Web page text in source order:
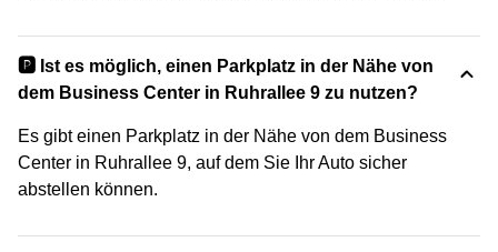
🅿️ Ist es möglich, einen Parkplatz in der Nähe von
dem Business Center in Ruhrallee 9 zu nutzen?
Es gibt einen Parkplatz in der Nähe von dem Business
Center in Ruhrallee 9, auf dem Sie Ihr Auto sicher
abstellen können.